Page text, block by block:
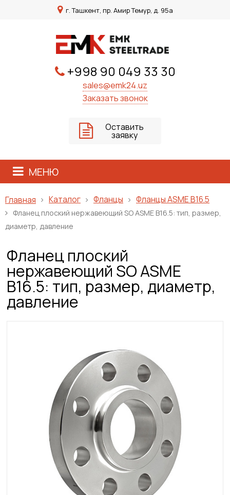
г. Ташкент, пр. Амир Темур, д. 95а
+998 90 049 33 30
sales@emk24.uz
Заказать звонок
Оставить
заявку
МЕНЮ
Главная Каталог Фланцы Фланцы ASME B16.5
Фланец плоский нержавеющий SO ASME B16.5: тип, размер,
диаметр, давление
Фланец плоский
нержавеющий SO ASME
B16.5: тип, размер, диаметр,
давление